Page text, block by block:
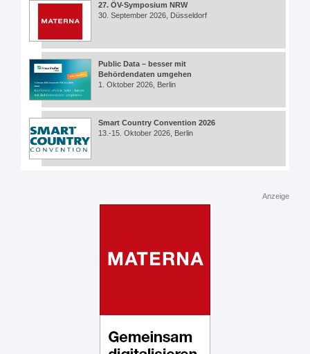
27. ÖV-Symposium NRW
30. September 2026, Düsseldorf
Public Data – besser mit
Behördendaten umgehen
1. Oktober 2026, Berlin
Smart Country Convention 2026
13.-15. Oktober 2026, Berlin
Anzeige